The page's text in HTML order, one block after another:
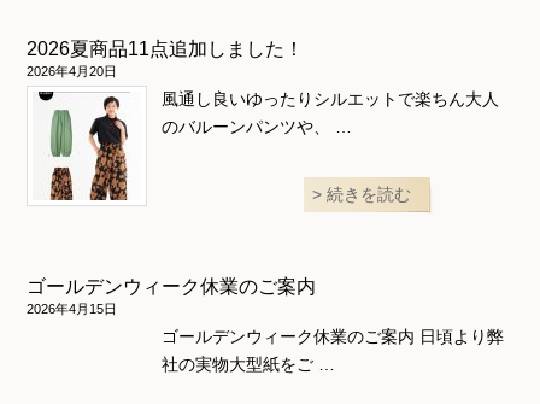
2026夏商品11点追加しました！
2026年4月20日
風通し良いゆったりシルエットで楽ちん大人
のバルーンパンツや、 …
続きを読む
ゴールデンウィーク休業のご案内
2026年4月15日
ゴールデンウィーク休業のご案内 日頃より弊
社の実物大型紙をご …